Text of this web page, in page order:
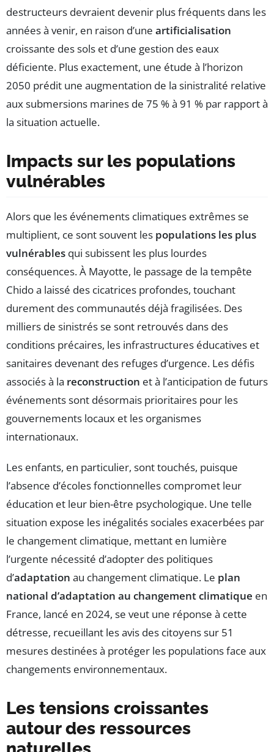
destructeurs devraient devenir plus fréquents dans les
années à venir, en raison d’une artificialisation
croissante des sols et d’une gestion des eaux
déficiente. Plus exactement, une étude à l’horizon
2050 prédit une augmentation de la sinistralité relative
aux submersions marines de 75 % à 91 % par rapport à
la situation actuelle.
Impacts sur les populations
vulnérables
Alors que les événements climatiques extrêmes se
multiplient, ce sont souvent les populations les plus
vulnérables qui subissent les plus lourdes
conséquences. À Mayotte, le passage de la tempête
Chido a laissé des cicatrices profondes, touchant
durement des communautés déjà fragilisées. Des
milliers de sinistrés se sont retrouvés dans des
conditions précaires, les infrastructures éducatives et
sanitaires devenant des refuges d’urgence. Les défis
associés à la reconstruction et à l’anticipation de futurs
événements sont désormais prioritaires pour les
gouvernements locaux et les organismes
internationaux.
Les enfants, en particulier, sont touchés, puisque
l’absence d’écoles fonctionnelles compromet leur
éducation et leur bien-être psychologique. Une telle
situation expose les inégalités sociales exacerbées par
le changement climatique, mettant en lumière
l’urgente nécessité d’adopter des politiques
d’adaptation au changement climatique. Le plan
national d’adaptation au changement climatique en
France, lancé en 2024, se veut une réponse à cette
détresse, recueillant les avis des citoyens sur 51
mesures destinées à protéger les populations face aux
changements environnementaux.
Les tensions croissantes
autour des ressources